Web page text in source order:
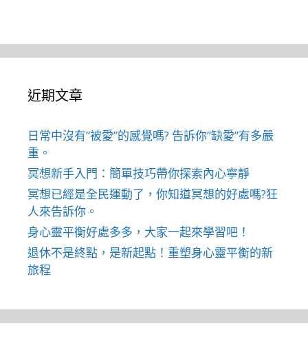
近期文章
日常中沒有”被愛”的感覺嗎? 告訴你”缺愛”有多嚴
重。
冥想新手入門：簡單技巧帶你探索內心寧靜
冥想已經是全民運動了，你知道冥想的好處嗎?狂
人來告訴你。
身心靈平衡好處多多，大家一起來學習吧！
退休不是終點，是新起點！重塑身心靈平衡的新
旅程